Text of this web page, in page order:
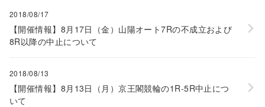
2018/08/17
【開催情報】8月17日（金）山陽オート7Rの不成立および
8R以降の中止について
2018/08/13
【開催情報】8月13日（月）京王閣競輪の1R-5R中止につ
いて